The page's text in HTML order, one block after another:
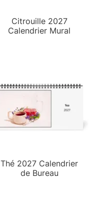
Citrouille 2027
Calendrier Mural
Thé 2027 Calendrier
de Bureau